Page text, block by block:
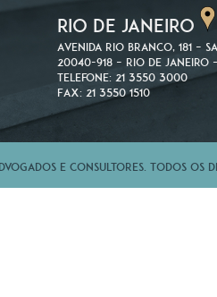
RIO DE JANEIRO
Avenida Rio Branco, 181 –
20040-918 – Rio de Janeiro
Telefone: 21 3550 3000
Fax: 21 3550 1510
e Consultores. Todos os